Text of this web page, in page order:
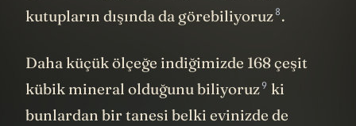
kutupların dışında da görebiliyoruz8.
Daha küçük ölçeğe indiğimizde 168 çeşit
kübik mineral olduğunubiliyoruz9 ki
bunlardan bir tanesi belki evinizde de